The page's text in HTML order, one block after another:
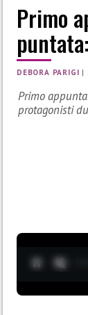
Primo
DEBORA PARIGI |
Primo
protagonisti